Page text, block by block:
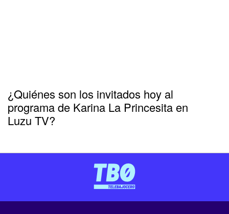
¿Quiénes son los invitados hoy al
programa de Karina La Princesita en
Luzu TV?